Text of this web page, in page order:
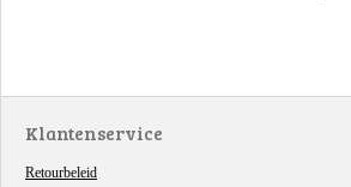
Klantenservice
Retourbeleid